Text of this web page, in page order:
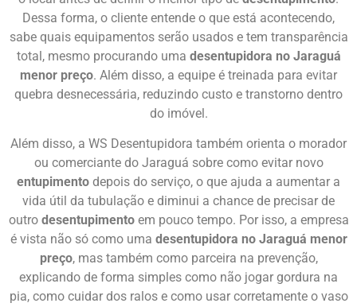
Dessa forma, o cliente entende o que está acontecendo,
sabe quais equipamentos serão usados e tem transparência
total, mesmo procurando uma desentupidora no Jaraguá
menor preço. Além disso, a equipe é treinada para evitar
quebra desnecessária, reduzindo custo e transtorno dentro
do imóvel.
Além disso, a WS Desentupidora também orienta o morador
ou comerciante do Jaraguá sobre como evitar novo
entupimento depois do serviço, o que ajuda a aumentar a
vida útil da tubulação e diminui a chance de precisar de
outro desentupimentoem pouco tempo. Por isso, a empresa
é vista não só como uma desentupidora no Jaraguá menor
preço, mas também como parceira na prevenção,
explicando de forma simples como não jogar gordura na
pia, como cuidar dos ralos e como usar corretamente o vaso